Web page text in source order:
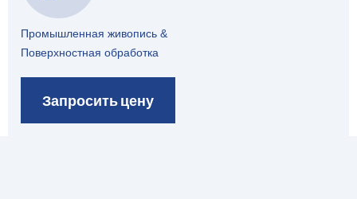
Промышленная живопись &
Поверхностная обработка
Запросить цену